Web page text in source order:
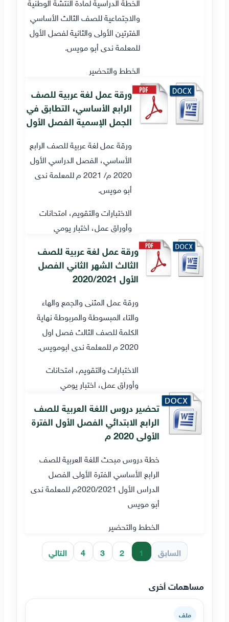
والاجتماعية للصف الثالث الأساسي
الفترتين الأولى والثانية لفصل الأول
للمعلمة ندى أبو مويس.
الخطط والتحضير
ورقة عمل لغة عربية للصف
الرابع الأساسي، التطابق في
الجمل الإسمية الفصل الأول
ورقة عمل لغة عربية للصف الرابع
الأساسي، الفصل الدراسي الأول
2020 م/ 2021 م للمعلمة ندى
أبو مويس.
الاختبارات والتقويم، امتحانات
وأوراق عمل، اختبار يومي
ورقة عمل لغة عربية للصف
الثالث الشهر الثاني الفصل
الأول 2020/2021
ورقة عمل المثنى والجمع والهاء
والتاء المبسوطة والمربوطة نهاية
الكلمة للصف الثالث فصل اول
2020 م للمعلمة ندى ابومويس.
الاختبارات والتقويم، امتحانات
وأوراق عمل، اختبار يومي
تحضير دروس اللغة العربية للصف
الرابع الابتدائي الفصل الأول الفترة
الأولى 2020 م
خطة دروس مبحث اللغة العربية للصف
الرابع الأساسي الفترة الأولى الفصل
الدراس الأول 2020/2021م للمعلمة ندى
أبو مويس
الخطط والتحضير
السابق 1
2
3
4 التالي
مساهمات أخرى
ملف